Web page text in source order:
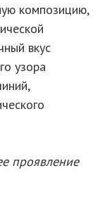
композицию,
вкус
узора
проявление